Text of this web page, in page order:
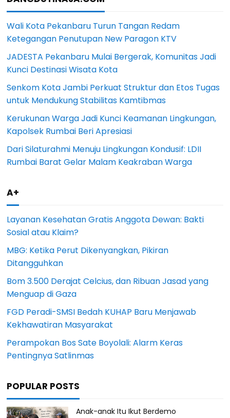
Wali Kota Pekanbaru Turun Tangan Redam
Ketegangan Penutupan New Paragon KTV
JADESTA Pekanbaru Mulai Bergerak, Komunitas Jadi
Kunci Destinasi Wisata Kota
Senkom Kota Jambi Perkuat Struktur dan Etos Tugas
untuk Mendukung Stabilitas Kamtibmas
Kerukunan Warga Jadi Kunci Keamanan Lingkungan,
Kapolsek Rumbai Beri Apresiasi
Dari Silaturahmi Menuju Lingkungan Kondusif: LDII
Rumbai Barat Gelar Malam Keakraban Warga
A+
Layanan Kesehatan Gratis Anggota Dewan: Bakti
Sosial atau Klaim?
MBG: Ketika Perut Dikenyangkan, Pikiran
Ditangguhkan
Bom 3.500 Derajat Celcius, dan Ribuan Jasad yang
Menguap di Gaza
FGD Peradi-SMSI Bedah KUHAP Baru Menjawab
Kekhawatiran Masyarakat
Perampokan Bos Sate Boyolali: Alarm Keras
Pentingnya Satlinmas
POPULAR POSTS
Anak-anak Itu Ikut Berdemo